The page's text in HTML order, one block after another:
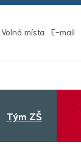
Volná místa E-mail
Tým ZŠ